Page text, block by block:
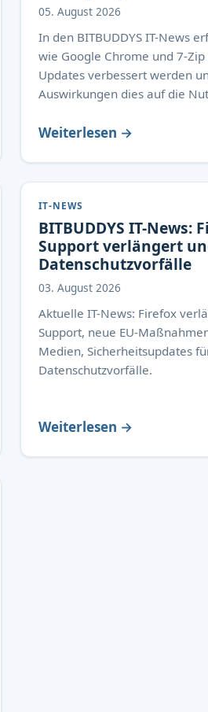
05. August 2026
In den BITBUDDYS IT-News
wie Google Chrome und 7-Zip
Updates verbessert werden
Auswirkungen dies auf die
Weiterlesen →
IT-NEWS
BITBUDDYS IT-News:
Support verlängert
Datenschutzvorfälle
03. August 2026
Aktuelle IT-News: Firefox
Support, neue EU-
Medien, Sicherheitsupdates
Datenschutzvorfälle.
Weiterlesen →